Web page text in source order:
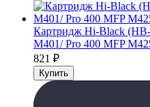
Картридж Hi-Black
M401/ Pro 400 MFP
821 ₽